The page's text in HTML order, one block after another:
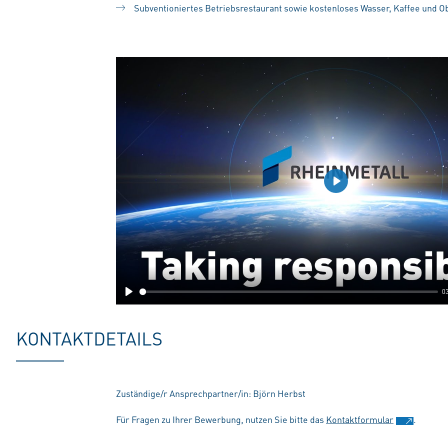
Subventioniertes Betriebsrestaurant sowie kostenloses Wasser, Kaffee und
Play
Play
KONTAKTDETAILS
Zuständige/r Ansprechpartner/in: Björn Herbst
Für Fragen zu Ihrer Bewerbung, nutzen Sie bitte das Kontaktformular .